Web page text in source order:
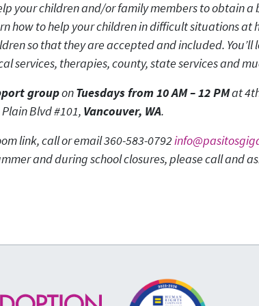
your children and/or family members to obtain a
how to help your children in difficult situations at
so that they are accepted and included.
services, therapies, county, state services and
grouponTuesdays from 10 AM – 12 PMat
Blvd #101, Vancouver, WA.
link, call or email 360-583-0792
and during school closures, please call and